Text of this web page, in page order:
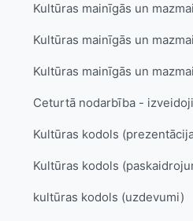
Kultūras kodols
Kultūras kodols
kultūras kodols (uzdevumi)